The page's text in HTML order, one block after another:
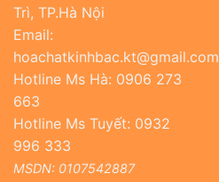
Trì, TP.Hà Nội
Email:
hoachatkinhbac.kt@gmail.com
Hotline Ms Hà: 0906 273
663
Hotline Ms Tuyết: 0932
996 333
MSDN: 0107542887